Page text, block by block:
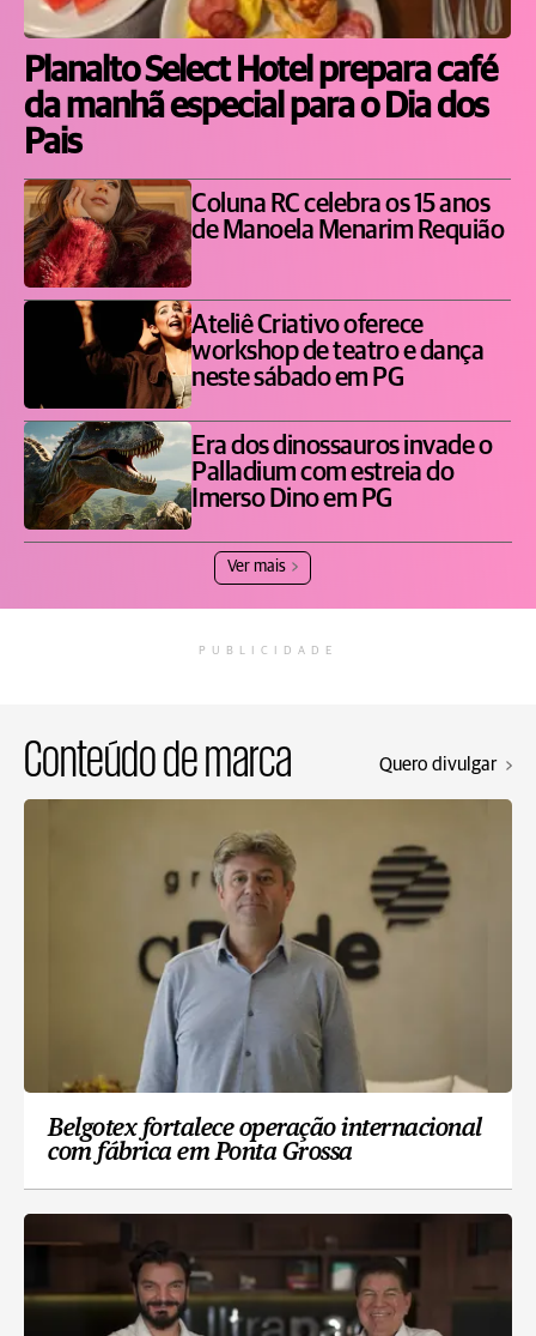
Planalto Select Hotel prepara café
da manhã especial para o Dia dos
Pais
Coluna RC celebra os 15 anos
de Manoela Menarim Requião
Ateliê Criativo oferece
workshop de teatro e dança
neste sábado em PG
Era dos dinossauros invade o
Palladium com estreia do
Imerso Dino em PG
Ver mais
PUBLICIDADE
Conteúdo de marca Quero divulgar
Belgotex fortalece operação internacional
com fábrica em Ponta Grossa